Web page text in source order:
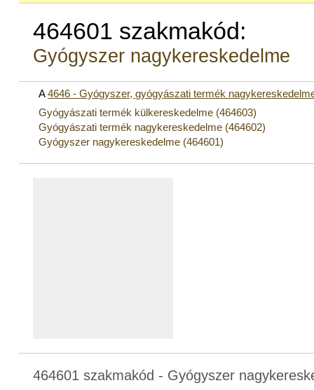
464601 szakmakód:
Gyógyszer nagykereskedelme
A4646 - Gyógyszer, gyógyászati termék
Gyógyászati termék külkereskedelme (464603)
Gyógyászati termék nagykereskedelme (464602)
Gyógyszer nagykereskedelme (464601)
464601 szakmakód - Gyógyszer